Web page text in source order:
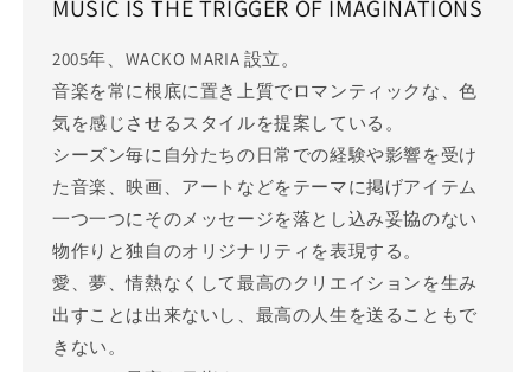
MUSIC IS THE TRIGGER OF IMAGINATIONS
2005年、WACKO MARIA 設立。
音楽を常に根底に置き上質でロマンティックな、色
気を感じさせるスタイルを提案している。
シーズン毎に自分たちの日常での経験や影響を受け
た音楽、映画、アートなどをテーマに掲げアイテム
一つ一つにそのメッセージを落とし込み妥協のない
物作りと独自のオリジナリティを表現する。
愛、夢、情熱なくして最高のクリエイションを生み
出すことは出来ないし、最高の人生を送ることもで
きない。